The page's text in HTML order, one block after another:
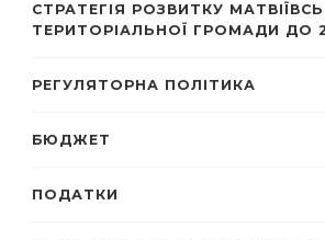
СТРАТЕГІЯ РОЗВИТКУ
ТЕРИТОРІАЛЬНОЇ ГРОМАДИ ДО
РЕГУЛЯТОРНА ПОЛІТИКА
БЮДЖЕТ
ПОДАТКИ